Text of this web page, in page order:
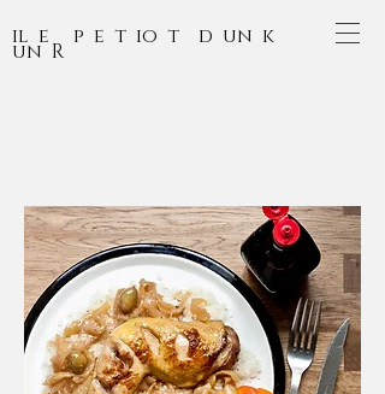
il e p e t io t d un k
un R